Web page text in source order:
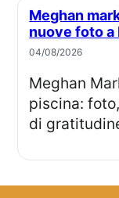
Meghan markle festeggia 45 anni con
nuove foto a
04/08/2026
Meghan Markle festeggia 45 anni in
piscina:
di